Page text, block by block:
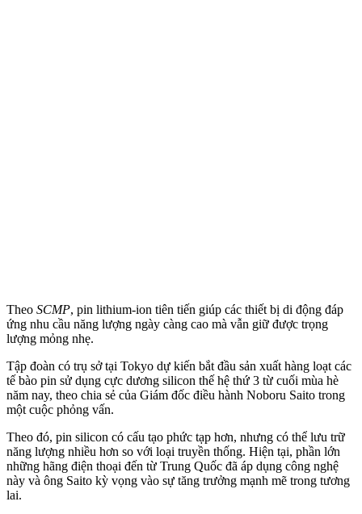
Theo SCMP, pin lithium-ion tiên tiến giúp các thiết bị di động đáp
ứng nhu cầu năng lượng ngày càng cao mà vẫn giữ được trọng
lượng mỏng nhẹ.
Tập đoàn có trụ sở tại Tokyo dự kiến bắt đầu sản xuất hàng loạt các
tế bào pin sử dụng cực dương silicon thế hệ thứ 3 từ cuối mùa hè
năm nay, theo chia sẻ của Giám đốc điều hành Noboru Saito trong
một cuộc phỏng vấn.
Theo đó, pin silicon có cấu tạo phức tạp hơn, nhưng có thể lưu trữ
năng lượng nhiều hơn so với loại truyền thống. Hiện tại, phần lớn
những hãng điện thoại đến từ Trung Quốc đã áp dụng công nghệ
này và ông Saito kỳ vọng vào sự tăng trưởng mạnh mẽ trong tương
lai.